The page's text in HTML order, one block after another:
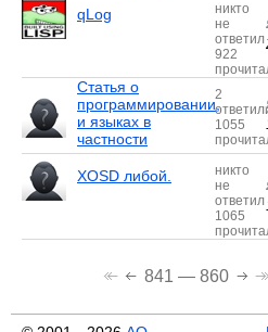
qLog
никто
не
ответил
922
Статья о
программировании,
и языках в
частности
2
1055
XOSD либой.
никто
не
ответил
1065
841 — 860